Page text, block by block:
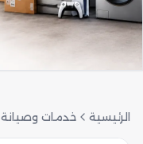
الرئيسية خدمات وصيانة